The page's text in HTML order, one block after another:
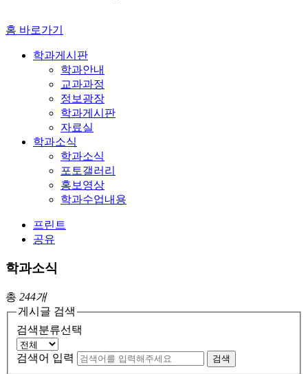
홈 바로가기
학과게시판
학과안내
교과과정
정보광장
학과게시판
자료실
학과소식
학과소식
포토갤러리
홍보영상
학과수업내용
프린트
공유
학과소식
총 244개
게시글 검색
검색분류선택
검색어 입력 검색